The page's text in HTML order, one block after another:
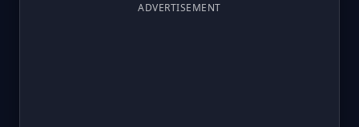
ADVERTISEMENT